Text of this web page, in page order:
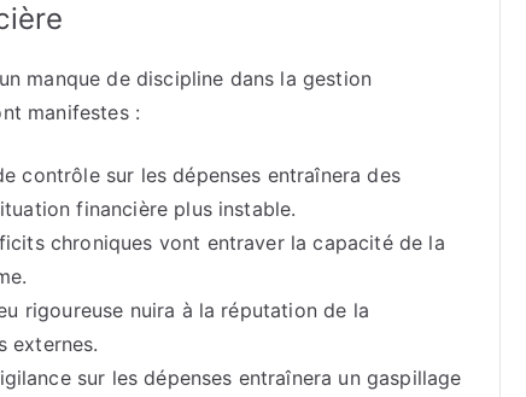
manque de discipline dans la gestion
manifestes :
contrôle sur les dépenses entraînera des
financière plus instable.
chroniques vont entraver la capacité de la
rigoureuse nuira à la réputation de la
externes.
sur les dépenses entraînera un gaspillage